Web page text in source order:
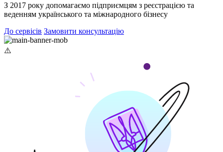
З 2017 року допомагаємо підприємцям з реєстрацією та
веденням українського та міжнародного бізнесу
До сервісів Замовити консультацію